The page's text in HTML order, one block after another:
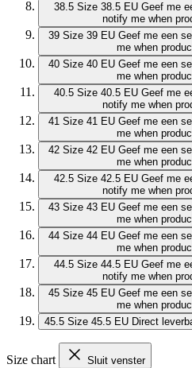
38.5 Size 38.5 EU Geef me
notify me when
39 Size 39 EU Geef me een
me when
40 Size 40 EU Geef me een
me when
40.5 Size 40.5 EU Geef me
notify me when
41 Size 41 EU Geef me een
me when
42 Size 42 EU Geef me een
me when
42.5 Size 42.5 EU Geef me
notify me when
43 Size 43 EU Geef me een
me when
44 Size 44 EU Geef me een
me when
44.5 Size 44.5 EU Geef me
notify me when
45 Size 45 EU Geef me een
me when
45.5 Size 45.5 EU Direct
Size chart Sluit venster